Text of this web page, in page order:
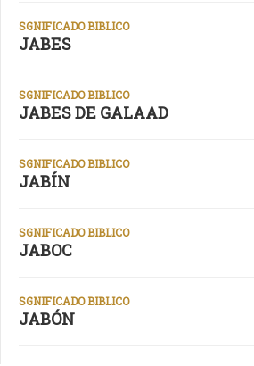
SGNIFICADO BIBLICO
JABES
SGNIFICADO BIBLICO
JABES DE GALAAD
SGNIFICADO BIBLICO
JABÍN
SGNIFICADO BIBLICO
JABOC
SGNIFICADO BIBLICO
JABÓN